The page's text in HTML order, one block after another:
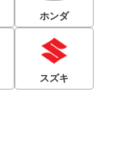
ホンダ
スズキ